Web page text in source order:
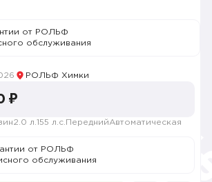
от РОЛЬФ
обслуживания
РОЛЬФ Химки
₽
2.0 л. 155 л.с. ПереднийАвтоматическая
от РОЛЬФ
обслуживания